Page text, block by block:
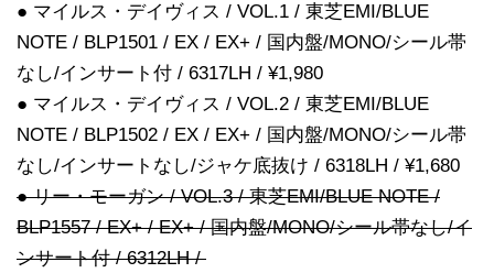
● マイルス・デイヴィス / VOL.1 / 東芝EMI/BLUE
NOTE / BLP1501 / EX / EX+ / 国内盤/MONO/シール帯
なし/インサート付 / 6317LH / ¥1,980
● マイルス・デイヴィス / VOL.2 / 東芝EMI/BLUE
NOTE / BLP1502 / EX / EX+ / 国内盤/MONO/シール帯
なし/インサートなし/ジャケ底抜け / 6318LH / ¥1,680
● リー・モーガン / VOL.3 / 東芝EMI/BLUE NOTE /
BLP1557 / EX+ / EX+ / 国内盤/MONO/シール帯なし/イ
ンサート付 / 6312LH /